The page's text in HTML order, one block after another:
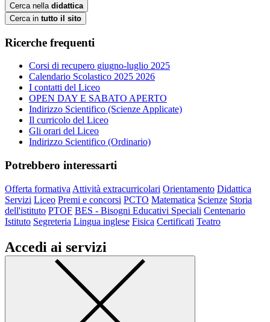
Cerca nella didattica
Cerca in tutto il sito
Ricerche frequenti
Corsi di recupero giugno-luglio 2025
Calendario Scolastico 2025 2026
I contatti del Liceo
OPEN DAY E SABATO APERTO
Indirizzo Scientifico (Scienze Applicate)
Il curricolo del Liceo
Gli orari del Liceo
Indirizzo Scientifico (Ordinario)
Potrebbero interessarti
Offerta formativa Attività extracurricolari Orientamento Didattica
Servizi Liceo Premi e concorsi PCTO Matematica Scienze Storia
dell'istituto PTOF BES - Bisogni Educativi Speciali Centenario
Istituto Segreteria Lingua inglese Fisica Certificati Teatro
Accedi ai servizi